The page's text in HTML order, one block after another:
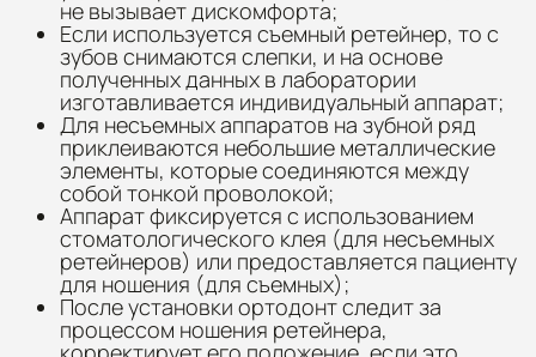
не вызывает дискомфорта;
Если используется съемный ретейнер, то с
зубов снимаются слепки, и на основе
полученных данных в лаборатории
изготавливается индивидуальный аппарат;
Для несъемных аппаратов на зубной ряд
приклеиваются небольшие металлические
элементы, которые соединяются между
собой тонкой проволокой;
Аппарат фиксируется с использованием
стоматологического клея (для несъемных
ретейнеров) или предоставляется пациенту
для ношения (для съемных);
После установки ортодонт следит за
процессом ношения ретейнера,